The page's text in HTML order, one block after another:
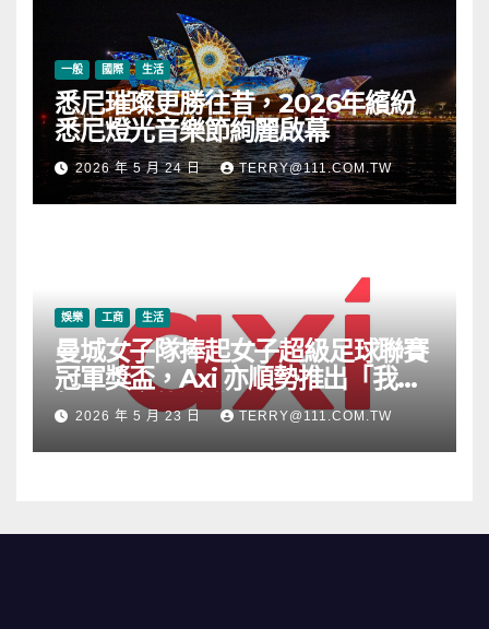
一般 國際 生活
悉尼璀璨更勝往昔，2026年繽紛
悉尼燈光音樂節絢麗啟幕
2026 年 5 月 24 日 TERRY@111.COM.TW
娛樂 工商 生活
曼城女子隊捧起女子超級足球聯賽
冠軍獎盃，Axi 亦順勢推出「我的
根源」宣傳活動
2026 年 5 月 23 日 TERRY@111.COM.TW